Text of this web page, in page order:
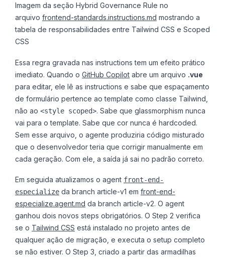
Imagem da seção Hybrid Governance Rule no
arquivo frontend-standards.instructions.md mostrando a
tabela de responsabilidades entre Tailwind CSS e Scoped
CSS
Essa regra gravada nas instructions tem um efeito prático
imediato. Quando o GitHub Copilot abre um arquivo .vue
para editar, ele lê as instructions e sabe que espaçamento
de formulário pertence ao template como classe Tailwind,
não ao <style scoped>. Sabe que glassmorphism nunca
vai para o template. Sabe que cor nunca é hardcoded.
Sem esse arquivo, o agente produziria código misturado
que o desenvolvedor teria que corrigir manualmente em
cada geração. Com ele, a saída já sai no padrão correto.
Em seguida atualizamos o agent front-end-
especialize da branch article-v1 em front-end-
especialize.agent.md da branch article-v2. O agent
ganhou dois novos steps obrigatórios. O Step 2 verifica
se o Tailwind CSS está instalado no projeto antes de
qualquer ação de migração, e executa o setup completo
se não estiver. O Step 3, criado a partir das armadilhas